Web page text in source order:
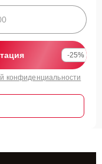
-25%
конфиденциальности